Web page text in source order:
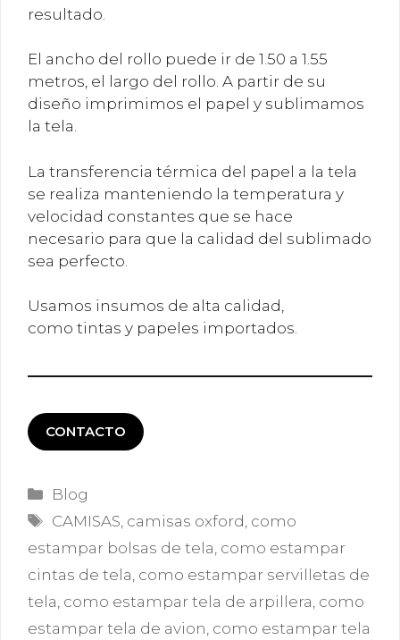
resultado.
El ancho del rollo puede ir de 1.50 a 1.55
metros, el largo del rollo. A partir de su
diseño imprimimos el papel y sublimamos
la tela.
La transferencia térmica del papel a la tela
se realiza manteniendo la temperatura y
velocidad constantes que se hace
necesario para que la calidad del sublimado
sea perfecto.
Usamos insumos de alta calidad,
como tintas y papeles importados.
CONTACTO
Categorías
Blog
Etiquetas
CAMISAS, camisas oxford , como
estampar bolsas de tela, como estampar
cintas de tela, como estampar servilletas de
tela, como estampar tela de arpillera, como
estampar tela de avion, como estampar tela